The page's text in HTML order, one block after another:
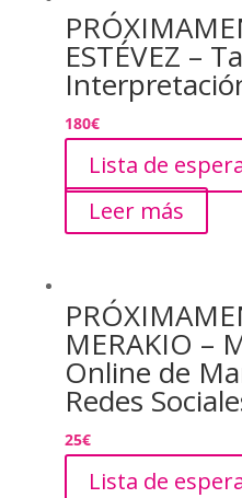
ESTÉVEZ –
180€
Lista de
Leer más
MERAKIO –
Online de
Redes
25€
Lista de